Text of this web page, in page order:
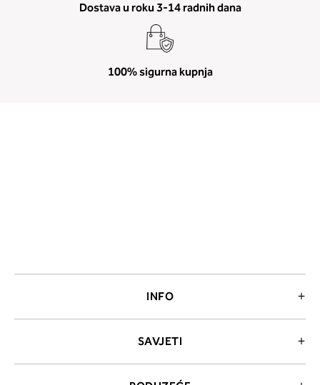
Dostava u roku 3-14 radnih dana
100% sigurna kupnja
INFO
SAVJETI